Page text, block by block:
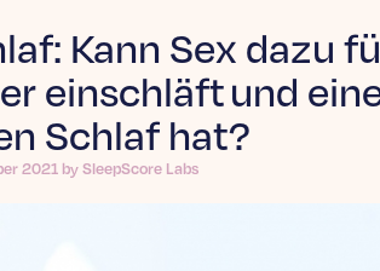
Kann Sex dazu
einschläft und
Schlaf hat?
2021 by SleepScore Labs